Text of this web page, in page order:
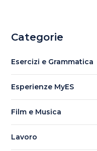
Categorie
Esercizi e Grammatica
Esperienze MyES
Film e Musica
Lavoro